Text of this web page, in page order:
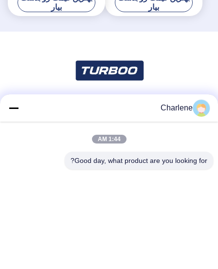
بیار
بیار
Charlene
1:44 AM
Good day, what product are you looking for?